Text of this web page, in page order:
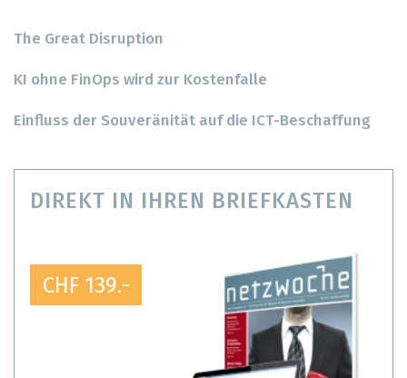
The Great Disruption
KI ohne FinOps wird zur Kostenfalle
Einfluss der Souveränität auf die ICT-Beschaffung
DIREKT IN IHREN BRIEFKASTEN
CHF 139.-